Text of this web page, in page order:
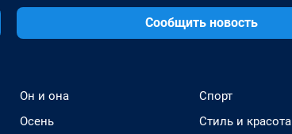
Сообщить новость
Он и она
Осень
Спорт
Стиль и красота